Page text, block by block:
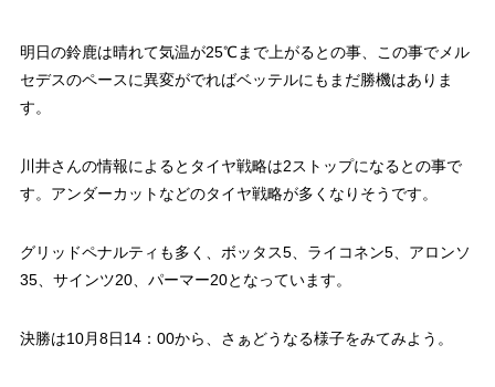
明日の鈴鹿は晴れて気温が25℃まで上がるとの事、この事でメル
セデスのペースに異変がでればベッテルにもまだ勝機はありま
す。
川井さんの情報によるとタイヤ戦略は2ストップになるとの事で
す。アンダーカットなどのタイヤ戦略が多くなりそうです。
グリッドペナルティも多く、ボッタス5、ライコネン5、アロンソ
35、サインツ20、パーマー20となっています。
決勝は10月8日14：00から、さぁどうなる様子をみてみよう。